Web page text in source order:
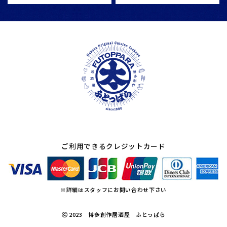
ご利用できるクレジットカード
※詳細はスタッフにお問い合わせ下さい
2023 博多創作居酒屋 ふとっぱら